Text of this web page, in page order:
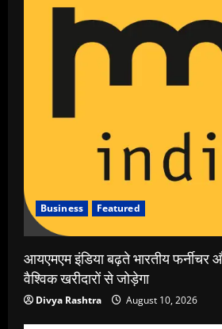
Business Featured
आयएमएम इंडिया बढ़ते भारतीय फर्नीचर
वैश्विक खरीदारों से जोड़ेगा
Divya Rashtra August 10, 2026